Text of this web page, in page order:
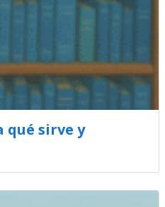
qué sirve y